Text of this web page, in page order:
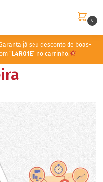
0
já seu desconto de boas-
“ L4R01E” no carrinho.